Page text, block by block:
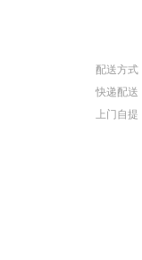
配送方式
快递配送
上门自提